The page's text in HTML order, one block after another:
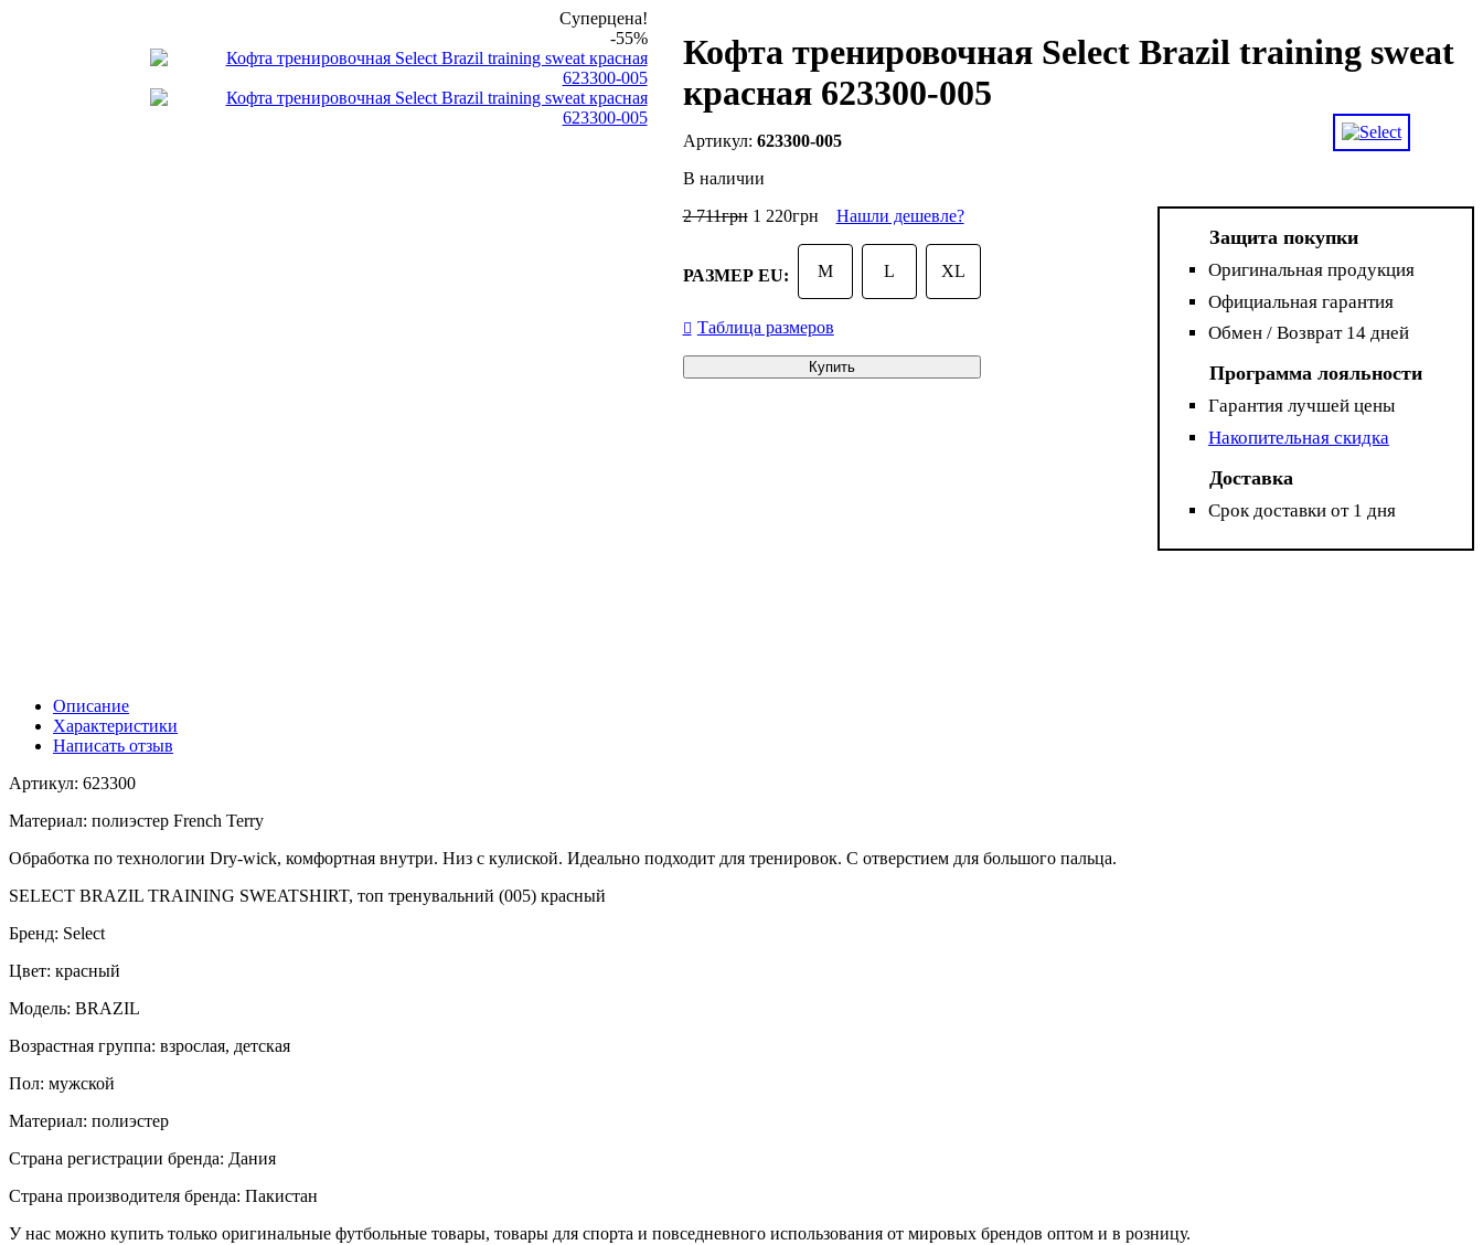
Суперцена!
-55%
Кофта тренировочная Select Brazil training sweat
красная 623300-005
623300-005
В наличии
2 711грн 1 220грн Нашли дешевле?
РАЗМЕР EU: M L XL
Таблица размеров
Купить
Защита покупки
Оригинальная продукция
Официальная гарантия
Обмен / Возврат 14 дней
Программа лояльности
Гарантия лучшей цены
Накопительная скидка
Доставка
Срок доставки от 1 дня
Описание
Характеристики
Написать отзыв
Артикул: 623300
Материал: полиэстер French Terry
Обработка по технологии Dry-wick, комфортная внутри. Низ с кулиской. Идеально подходит для тренировок. С отверстием для большого пальца.
SELECT BRAZIL TRAINING SWEATSHIRT, топ тренувальний (005) красный
Бренд: Select
Цвет: красный
Модель: BRAZIL
Возрастная группа: взрослая, детская
Пол: мужской
Материал: полиэстер
Страна регистрации бренда: Дания
Страна производителя бренда: Пакистан
У нас можно купить только оригинальные футбольные товары, товары для спорта и повседневного использования от мировых брендов оптом и в розницу.